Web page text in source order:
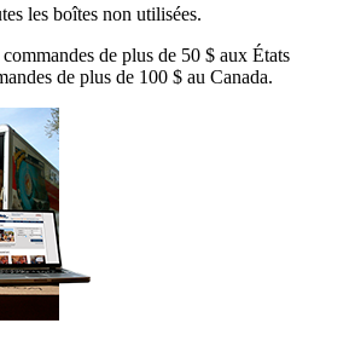
les boîtes non utilisées.
de plus de 50 $ aux États
de plus de 100 $ au Canada.